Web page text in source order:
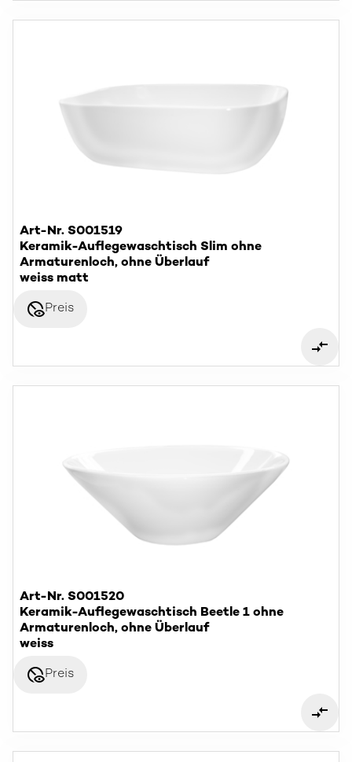
Art-Nr. S001519
Keramik-Auflegewaschtisch Slim ohne
Armaturenloch, ohne Überlauf
weiss matt
disabled_visiblePreis
Art-Nr. S001520
Keramik-Auflegewaschtisch Beetle 1 ohne
Armaturenloch, ohne Überlauf
weiss
disabled_visiblePreis